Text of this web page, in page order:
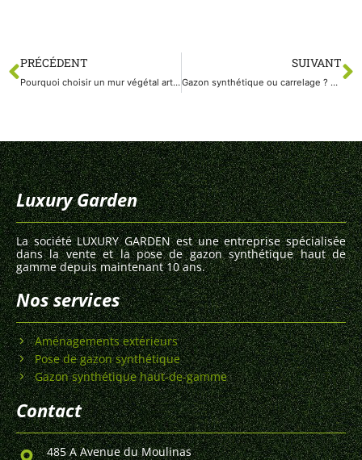
PRÉCÉDENT
Pourquoi choisir un mur végétal artificiel ?
SUIVANT
Gazon synthétique ou carrelage ? Lequel choisir ?
Luxury Garden
La société LUXURY GARDEN est une entreprise spécialisée
dans la vente et la pose de gazon synthétique haut de
gamme depuis maintenant 10 ans.
Nos services
Aménagements extérieurs
Pose de gazon synthétique
Gazon synthétique haut-de-gamme
Contact
485 A Avenue du Moulinas